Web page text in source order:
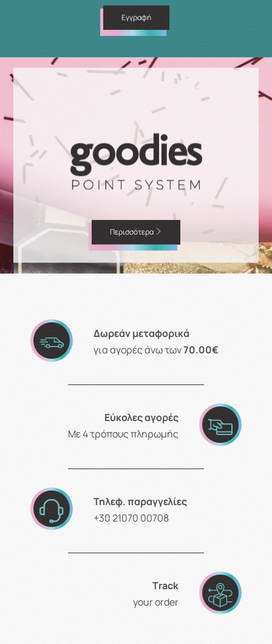
Εγγραφή
Περισσότερα
Δωρεάν μεταφορικά
για αγορές άνω των70.00€
Εύκολες αγορές
Με 4 τρόπους πληρωμής
Τηλεφ. παραγγελίες
+30 21070 00708
Τrack
your order